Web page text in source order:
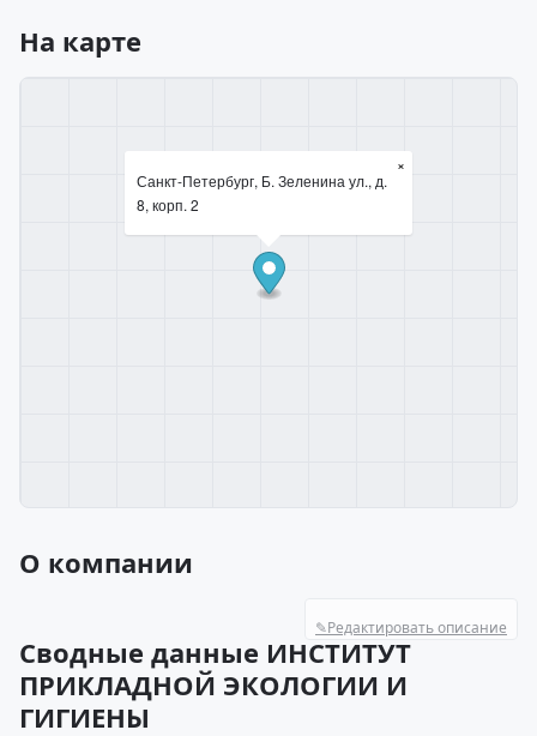
На карте
Санкт-Петербург, Б. Зеленина ул., д.
8, корп. 2
×
О компании
✎Редактировать описание
Сводные данные ИНСТИТУТ
ПРИКЛАДНОЙ ЭКОЛОГИИ И
ГИГИЕНЫ